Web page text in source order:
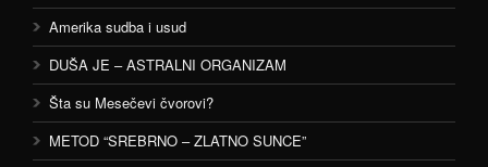
Amerika sudba i usud
DUŠA JE – ASTRALNI ORGANIZAM
Šta su Mesečevi čvorovi?
METOD “SREBRNO – ZLATNO SUNCE”